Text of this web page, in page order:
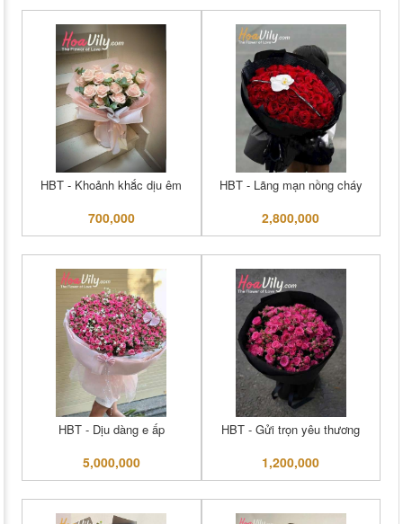
HBT - Khoảnh khắc dịu êm
700,000
HBT - Lãng mạn nồng cháy
2,800,000
HBT - Dịu dàng e ấp
5,000,000
HBT - Gửi trọn yêu thương
1,200,000